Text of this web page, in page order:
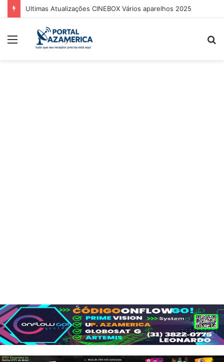
Ultimas Atualizações CINEBOX Vários aparelhos 2025